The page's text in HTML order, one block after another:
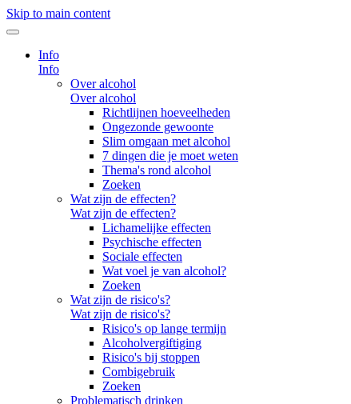
Skip to main content
Info
Info
Over alcohol
Over alcohol
Richtlijnen hoeveelheden
Ongezonde gewoonte
Slim omgaan met alcohol
7 dingen die je moet weten
Thema's rond alcohol
Zoeken
Wat zijn de effecten?
Wat zijn de effecten?
Lichamelijke effecten
Psychische effecten
Sociale effecten
Wat voel je van alcohol?
Zoeken
Wat zijn de risico's?
Wat zijn de risico's?
Risico's op lange termijn
Alcoholvergiftiging
Risico's bij stoppen
Combigebruik
Zoeken
Problematisch drinken